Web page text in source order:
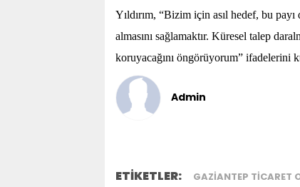
Yıldırım, “Bizim için asıl hedef, bu
almasını sağlamaktır. Küresel talep
koruyacağını öngörüyorum” ifadelerini
Admin
ETİKETLER: GAZIANTEP TICARET